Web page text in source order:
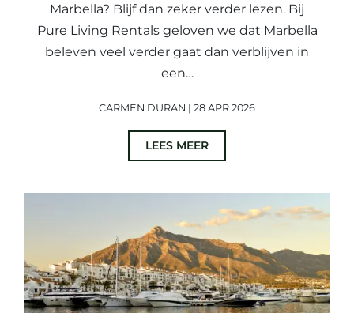
Marbella? Blijf dan zeker verder lezen. Bij
Pure Living Rentals geloven we dat Marbella
beleven veel verder gaat dan verblijven in
een…
CARMEN DURAN | 28 APR 2026
LEES MEER